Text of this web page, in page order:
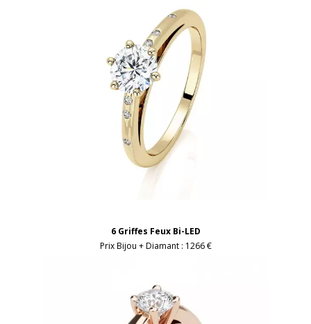
6 Griffes Feux Bi-LED
Prix Bijou + Diamant : 1266 €